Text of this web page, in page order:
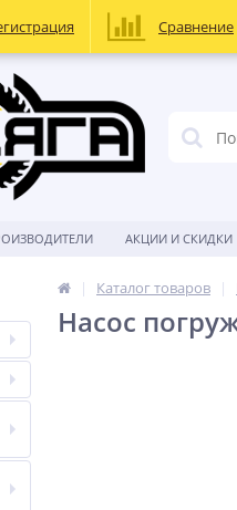
АКЦИИ И СКИДКИ
Каталог товаров
Насос
Сравнение